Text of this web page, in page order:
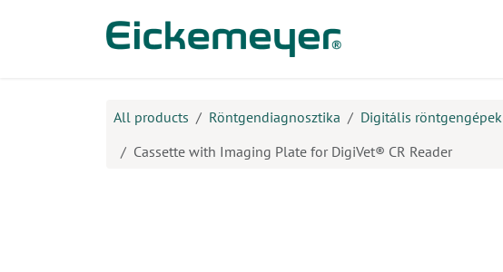
All products Röntgendiagnosztika
Digitális röntgengépek
Cassette with Imaging Plate for DigiVet® CR Reader